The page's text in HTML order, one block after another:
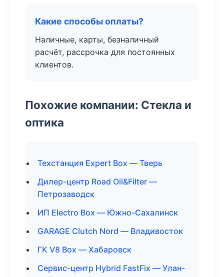
Какие способы оплаты?
Наличные, карты, безналичный
расчёт, рассрочка для постоянных
клиентов.
Похожие компании: Стекла и
оптика
Техстанция Expert Box — Тверь
Дилер-центр Road Oil&Filter —
Петрозаводск
ИП Electro Box — Южно-Сахалинск
GARAGE Clutch Nord — Владивосток
ГК V8 Box — Хабаровск
Сервис-центр Hybrid FastFix — Улан-